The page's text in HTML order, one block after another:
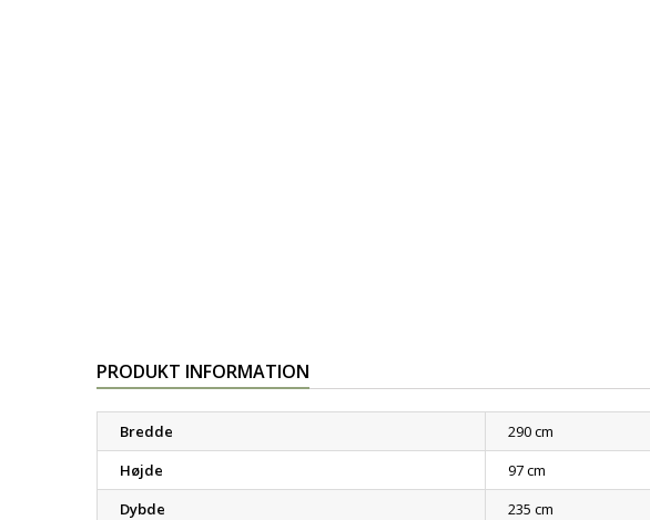
PRODUKT INFORMATION
Bredde
290 cm
Højde
97 cm
Dybde
235 cm